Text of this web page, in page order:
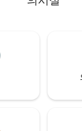
방이 있습니다. 밝은 개
제공합니다.